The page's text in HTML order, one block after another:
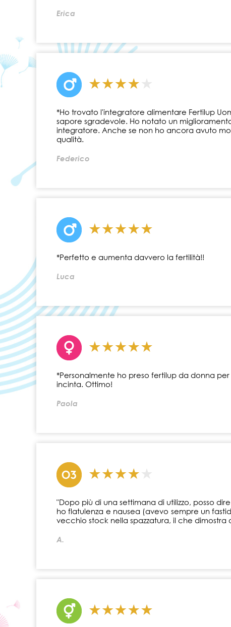
Erica
*Ho trovato l'integratore alimentare Fertilup
sapore sgradevole. Ho notato un
integratore. Anche se non ho ancora avuto
qualità.
Federico
*Perfetto e aumenta davvero la fertilità!!
Luca
*Personalmente ho preso fertilup da donna
incinta. Ottimo!
Paola
"Dopo più di una settimana di utilizzo, posso
ho flatulenza e nausea (avevo sempre un
vecchio stock nella spazzatura, il che
A.